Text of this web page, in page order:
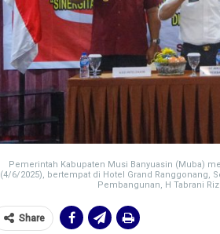
Pemerintah Kabupaten Musi Banyuasin (Muba)
(4/6/2025), bertempat di Hotel Grand Ranggonang,
Pembangunan, H Tabrani
Share